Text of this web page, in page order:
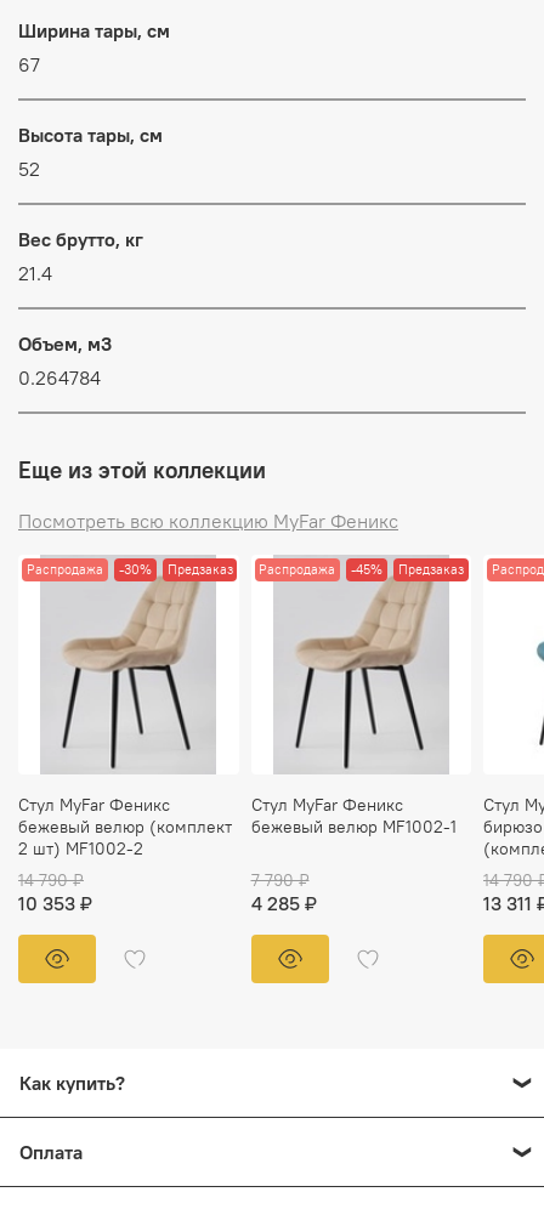
Ширина тары, см
67
Высота тары, см
52
Вес брутто, кг
21.4
Объем, м3
0.264784
Еще из этой коллекции
Посмотреть всю коллекцию MyFar Феникс
Распродажа -30% Предзаказ
Стул MyFar Феникс
бежевый велюр (комплект
2 шт) MF1002-2
14 790 ₽
10 353 ₽
Распродажа -45% Предзаказ
Стул MyFar Феникс
бежевый велюр MF1002-1
7 790 ₽
4 285 ₽
Стул
14 790
13 311
Как купить?
заказать. Перейдите на страницу "Корзина" нажмите
кнопку "Перейти к оформлению" или "Купить в 1 клик".
Оплата